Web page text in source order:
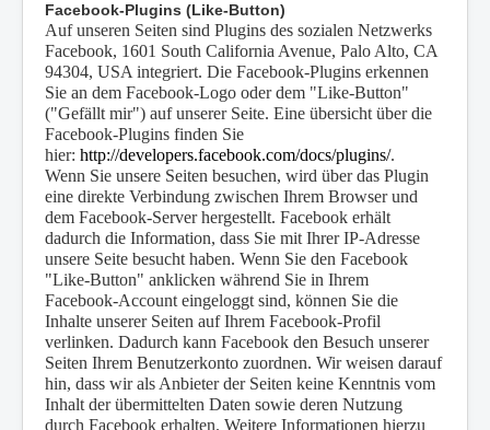
Facebook-Plugins (Like-Button)
Auf unseren Seiten sind Plugins des sozialen Netzwerks
Facebook, 1601 South California Avenue, Palo Alto, CA
94304, USA integriert. Die Facebook-Plugins erkennen
Sie an dem Facebook-Logo oder dem "Like-Button"
("Gefällt mir") auf unserer Seite. Eine übersicht über die
Facebook-Plugins finden Sie
hier: http://developers.facebook.com/docs/plugins/.
Wenn Sie unsere Seiten besuchen, wird über das Plugin
eine direkte Verbindung zwischen Ihrem Browser und
dem Facebook-Server hergestellt. Facebook erhält
dadurch die Information, dass Sie mit Ihrer IP-Adresse
unsere Seite besucht haben. Wenn Sie den Facebook
"Like-Button" anklicken während Sie in Ihrem
Facebook-Account eingeloggt sind, können Sie die
Inhalte unserer Seiten auf Ihrem Facebook-Profil
verlinken. Dadurch kann Facebook den Besuch unserer
Seiten Ihrem Benutzerkonto zuordnen. Wir weisen darauf
hin, dass wir als Anbieter der Seiten keine Kenntnis vom
Inhalt der übermittelten Daten sowie deren Nutzung
durch Facebook erhalten. Weitere Informationen hierzu